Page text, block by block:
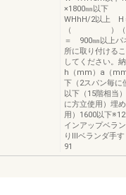
×1800㎜以下
WHhH/2以上 H
（ ）（
＝ 900㎜以上パ
所に取り付ける
してください。
h（mm）a（
下（2スパン毎に
以下（15階相当
に方立使用）埋
用）1600以下
インアップベラ
りⅢベランダ手
91